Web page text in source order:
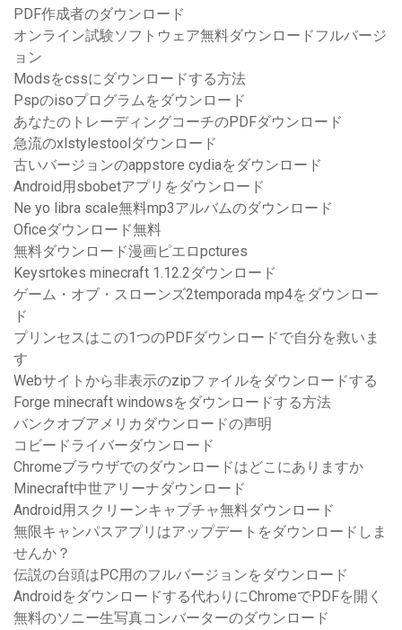
PDF作成者のダウンロード
オンライン試験ソフトウェア無料ダウンロードフルバージ
ョン
Modsをcssにダウンロードする方法
Pspのisoプログラムをダウンロード
あなたのトレーディングコーチのPDFダウンロード
急流のxlstylestoolダウンロード
古いバージョンのappstore cydiaをダウンロード
Android用sbobetアプリをダウンロード
Ne yo libra scale無料mp3アルバムのダウンロード
Oficeダウンロード無料
無料ダウンロード漫画ピエロpctures
Keysrtokes minecraft 1.12.2ダウンロード
ゲーム・オブ・スローンズ2temporada mp4をダウンロー
ド
プリンセスはこの1つのPDFダウンロードで自分を救いま
す
Webサイトから非表示のzipファイルをダウンロードする
Forge minecraft windowsをダウンロードする方法
バンクオブアメリカダウンロードの声明
コビードライバーダウンロード
Chromeブラウザでのダウンロードはどこにありますか
Minecraft中世アリーナダウンロード
Android用スクリーンキャプチャ無料ダウンロード
無限キャンパスアプリはアップデートをダウンロードしま
せんか？
伝説の台頭はPC用のフルバージョンをダウンロード
Androidをダウンロードする代わりにChromeでPDFを開く
無料のソニー生写真コンバーターのダウンロード